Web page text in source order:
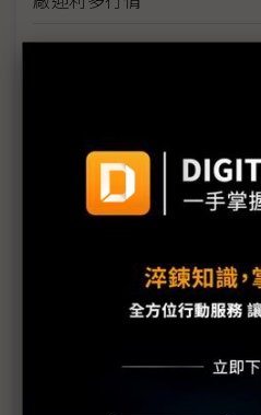
台美關稅與能源價格成兩
模組拚2027放量
規避關稅大打平價與豪奢
裕融嚴陳莉蓮：汽車、出
AI應用與綠能發展推動創新
回應232關稅優惠上路 東